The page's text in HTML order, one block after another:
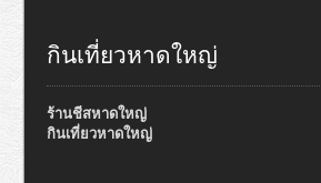
กินเที่ยวหาดใหญ่
ร้านชีสหาดใหญ่
กินเที่ยวหาดใหญ่